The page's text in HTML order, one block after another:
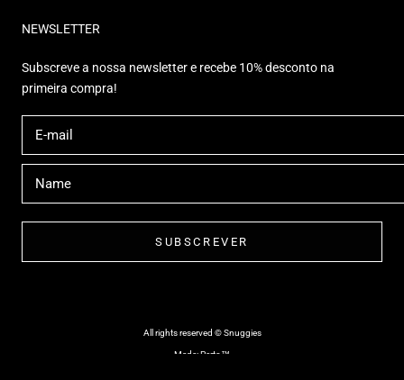
NEWSLETTER
Subscreve a nossa newsletter e recebe 10% desconto na
primeira compra!
SUBSCREVER
All rights reserved © Snuggies
Made: Perto™